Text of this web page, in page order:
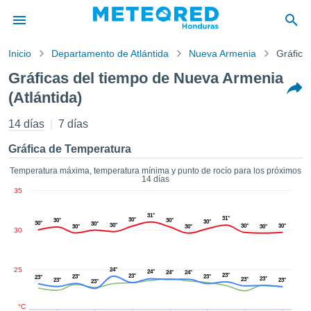
de
por
que la
calidad.
a este
digital
basada
Inicio Departamento de Atlántida Nueva Armenia
Gráficas del tiempo de Nueva Armenia
(Atlántida)
14 días 7 días
Gráfica de Temperatura
Temperatura máxima, temperatura mínima y punto de rocío para los próximos
14 días
25
30
35
°C
30°
30°
30°
30° 30°
30°
31°
30°
30°
30°
31°
30°
30° 30°
23° 23°
23°
23°
24°
23°
24° 24° 24°
23° 23°
23° 23° 23°